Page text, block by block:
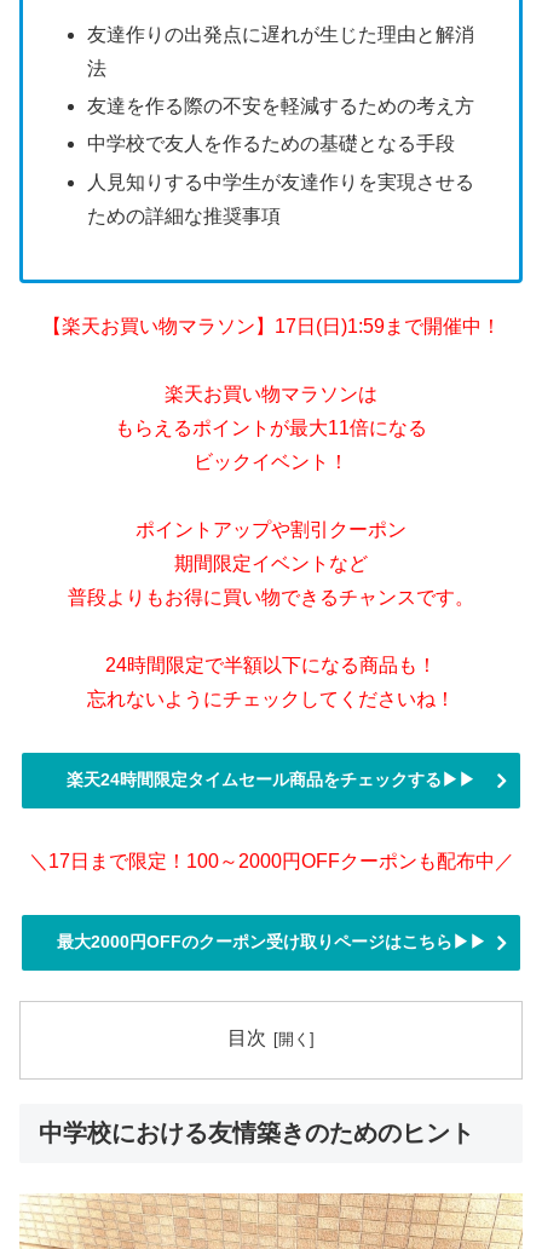
友達作りの出発点に遅れが生じた理由と解消
法
友達を作る際の不安を軽減するための考え方
中学校で友人を作るための基礎となる手段
人見知りする中学生が友達作りを実現させる
ための詳細な推奨事項
【楽天お買い物マラソン】17日(日)1:59まで開催中！
楽天お買い物マラソンは
もらえるポイントが最大11倍になる
ビックイベント！
ポイントアップや割引クーポン
期間限定イベントなど
普段よりもお得に買い物できるチャンスです。
24時間限定で半額以下になる商品も！
忘れないようにチェックしてくださいね！
楽天24時間限定タイムセール商品をチェックする▶▶
＼17日まで限定！100～2000円OFFクーポンも配布中／
最大2000円OFFのクーポン受け取りページはこちら▶▶
目次
中学校における友情築きのためのヒント